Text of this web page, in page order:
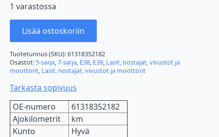
1 varastossa
Lisää ostoskoriin
Tuotetunnus (SKU):61318352182
Osastot: 5-sarja,7-sarja, E38, E39, Lasit, nostajat, vivustot ja
moottorit, Lasit, nostajat, vivustot ja moottorit
Tarkasta sopivuus
OE-numero
61318352182
Ajokilometrit
km
Kunto
Hyvä